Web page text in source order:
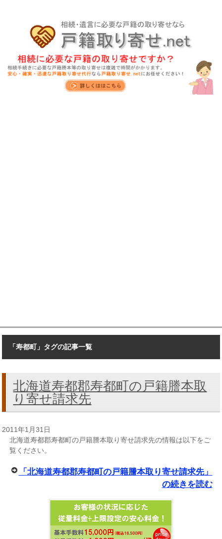
「寿都町」タグの記事一覧
北海道寿都郡寿都町の戸籍謄本取
り寄せ請求先
2011年1月31日
北海道寿都郡寿都町の戸籍謄本取り寄せ請求先の情報は以下をご
覧ください。
「北海道寿都郡寿都町の戸籍謄本取り寄せ請求先」
の続きを読む